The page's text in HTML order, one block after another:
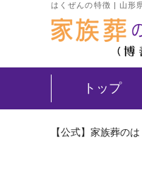
はくぜんの特徴 | 山形
トップ
【公式】家族葬の